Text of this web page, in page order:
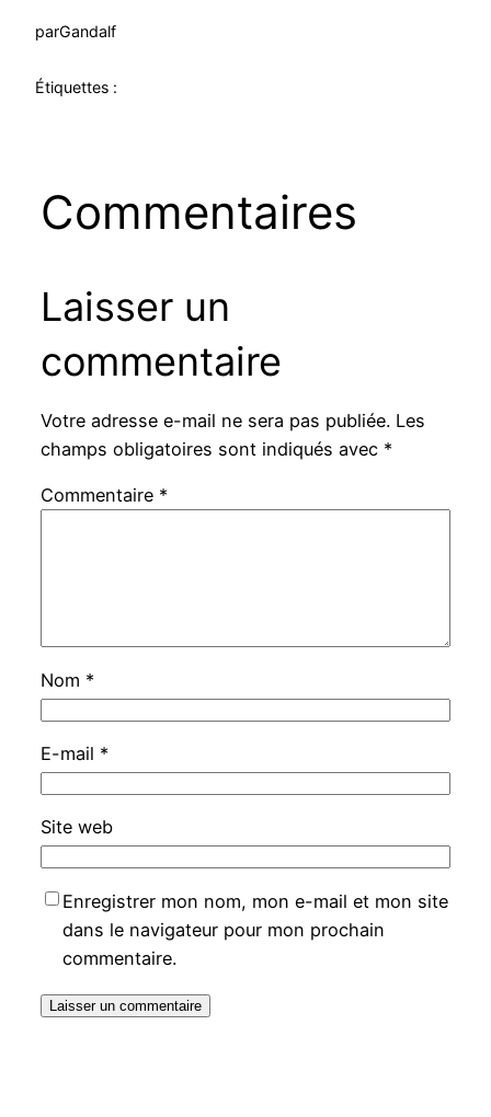
parGandalf
Étiquettes :
Commentaires
Laisser un
commentaire
Votre adresse e-mail ne sera pas publiée. Les
champs obligatoires sont indiqués avec *
Commentaire *
Nom *
E-mail *
Site web
Enregistrer mon nom, mon e-mail et mon site
dans le navigateur pour mon prochain
commentaire.